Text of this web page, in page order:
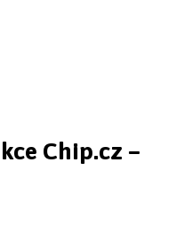
Chip.cz –